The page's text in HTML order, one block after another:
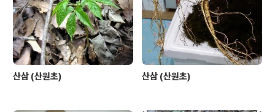
악공연 방문 2014년 7월 2..
산삼 (산원초) 산삼 (산원초)